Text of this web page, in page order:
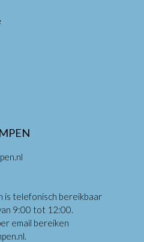
is telefonisch bereikbaar
9:00 tot 12:00.
email bereiken